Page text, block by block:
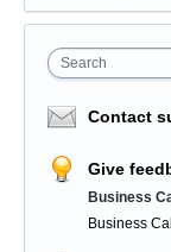
Search
Contact
Give
Business
Business